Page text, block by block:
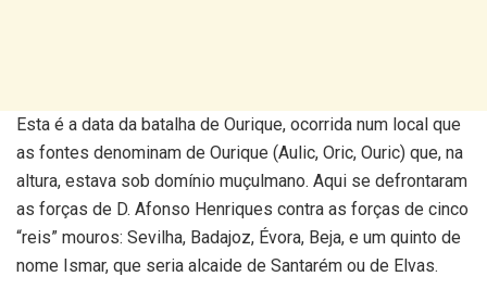
Esta é a data da batalha de Ourique, ocorrida num local que
as fontes denominam de Ourique (Aulic, Oric, Ouric) que, na
altura, estava sob domínio muçulmano. Aqui se defrontaram
as forças de D. Afonso Henriques contra as forças de cinco
“reis” mouros: Sevilha, Badajoz, Évora, Beja, e um quinto de
nome Ismar, que seria alcaide de Santarém ou de Elvas.